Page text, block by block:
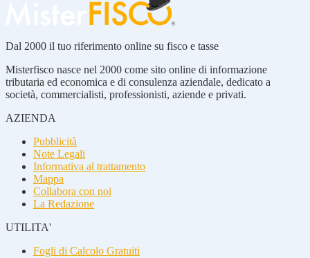
Dal 2000 il tuo riferimento online su fisco e tasse
Misterfisco nasce nel 2000 come sito online di informazione
tributaria ed economica e di consulenza aziendale, dedicato a
società, commercialisti, professionisti, aziende e privati.
AZIENDA
Pubblicità
Note Legali
Informativa al trattamento
Mappa
Collabora con noi
La Redazione
UTILITA'
Fogli di Calcolo Gratuiti